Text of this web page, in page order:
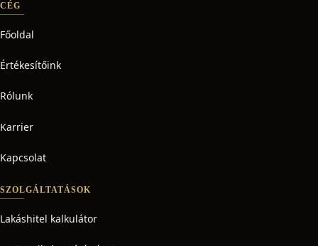
CÉG
Főoldal
Értékesítőink
Rólunk
Karrier
Kapcsolat
SZOLGÁLTATÁSOK
Lakáshitel kalkulátor